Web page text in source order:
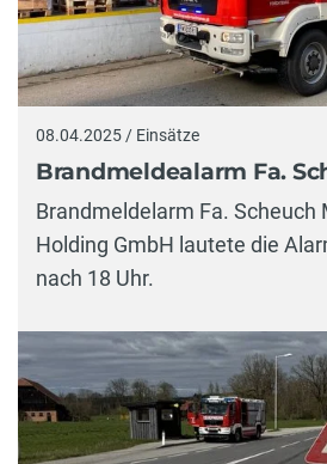
08.04.2025 / Einsätze
Brandmeldealarm Fa.
Brandmeldelarm Fa. Scheuch
Holding GmbH lautete die
nach 18 Uhr.